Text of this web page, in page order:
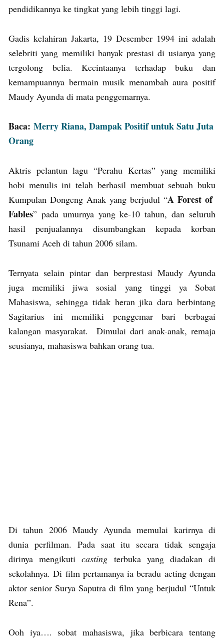
pendidikannya ke tingkat yang lebih tinggi lagi.
Gadis kelahiran Jakarta, 19 Desember 1994 ini adalah
selebriti yang memiliki banyak prestasi di usianya yang
tergolong belia. Kecintaanya terhadap buku dan
kemampuannya bermain musik menambah aura positif
Maudy Ayunda di mata penggemarnya.
Baca: Merry Riana, Dampak Positif untuk Satu Juta
Orang
Aktris pelantun lagu “Perahu Kertas” yang memiliki
hobi menulis ini telah berhasil membuat sebuah buku
Kumpulan Dongeng Anak yang berjudul “A Forest of
Fables” pada umurnya yang ke-10 tahun, dan seluruh
hasil penjualannya disumbangkan kepada korban
Tsunami Aceh di tahun 2006 silam.
Ternyata selain pintar dan berprestasi Maudy Ayunda
juga memiliki jiwa sosial yang tinggi ya Sobat
Mahasiswa, sehingga tidak heran jika dara berbintang
Sagitarius ini memiliki penggemar bari berbagai
kalangan masyarakat. Dimulai dari anak-anak, remaja
seusianya, mahasiswa bahkan orang tua.
Di tahun 2006 Maudy Ayunda memulai karirnya di
dunia perfilman. Pada saat itu secara tidak sengaja
dirinya mengikuticasting terbuka yang diadakan di
sekolahnya. Di film pertamanya ia beradu acting dengan
aktor senior Surya Saputra di film yang berjudul “Untuk
Rena”.
Ooh iya…. sobat mahasiswa, jika berbicara tentang